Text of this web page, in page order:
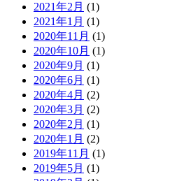
2021年2月 (1)
2021年1月 (1)
2020年11月 (1)
2020年10月 (1)
2020年9月 (1)
2020年6月 (1)
2020年4月 (2)
2020年3月 (2)
2020年2月 (1)
2020年1月 (2)
2019年11月 (1)
2019年5月 (1)